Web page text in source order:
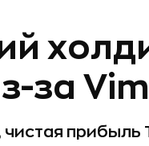
за
чистая